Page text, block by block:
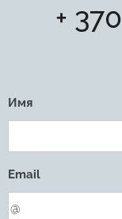
+
Имя
Email